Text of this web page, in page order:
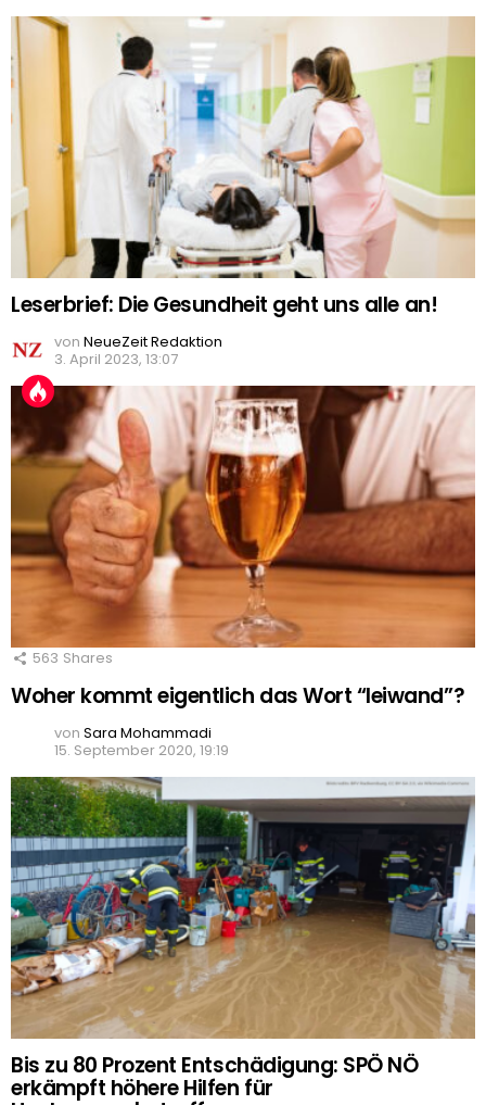
Leserbrief: Die Gesundheit geht uns alle an!
von NeueZeit Redaktion
3. April 2023, 13:07
563 Shares
Woher kommt eigentlich das Wort “leiwand”?
von Sara Mohammadi
15. September 2020, 19:19
Bis zu 80 Prozent Entschädigung: SPÖ NÖ
erkämpft höhere Hilfen für